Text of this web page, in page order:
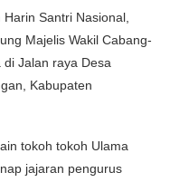
Santri Nasional,
Majelis Wakil Cabang-
Jalan raya Desa
Kabupaten
tokoh tokoh Ulama
jajaran pengurus